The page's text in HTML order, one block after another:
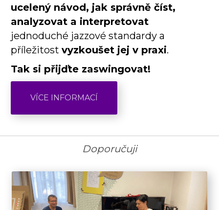
ucelený návod, jak správně číst,
analyzovat a interpretovat
jednoduché jazzové standardy a
příležitostvyzkoušet jej v praxi.
Tak si přijďte zaswingovat!
VÍCE INFORMACÍ
Doporučuji